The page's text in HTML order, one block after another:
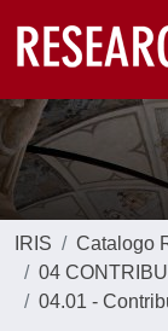
IRIS
Catalogo
04
04.01 -